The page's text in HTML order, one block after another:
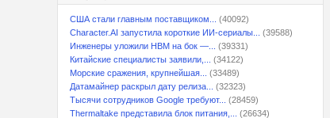
США стали главным поставщиком...
(40092)
Character.AI запустила короткие ИИ-сериалы...
(39588)
Инженеры уложили HBM на бок —...
(39331)
Китайские специалисты заявили,...
(34122)
Морские сражения, крупнейшая...
(33489)
Датамайнер раскрыл дату релиза...
(32323)
Тысячи сотрудников Google требуют...
(28459)
Thermaltake представила блок питания,...
(26634)